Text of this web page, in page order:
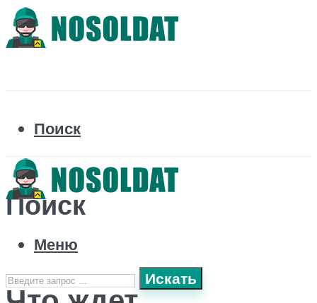
Поиск
Поиск
Искать
Меню